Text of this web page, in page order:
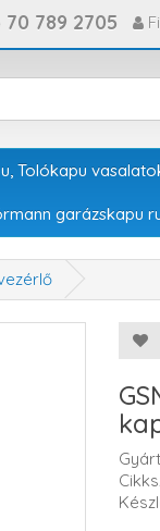
70 789 2705
Tolókapu
garázskapu